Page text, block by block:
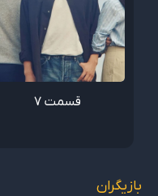
قسمت 7
بازیگران